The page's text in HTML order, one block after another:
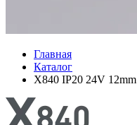
Главная
Каталог
X840 IP20 24V 12mm